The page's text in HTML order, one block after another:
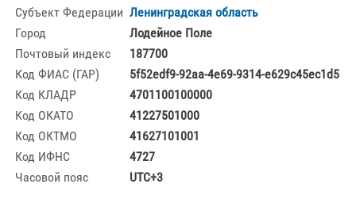
Субъект Федерации Ленинградская область
Город
Лодейное Поле
Почтовый индекс
187700
Код ФИАС (ГАР)
5f52edf9-92aa-4e69-9314-e629c45ec1d5
Код КЛАДР
4701100100000
Код ОКАТО
41227501000
Код ОКТМО
41627101001
Код ИФНС
4727
Часовой пояс
UTC+3